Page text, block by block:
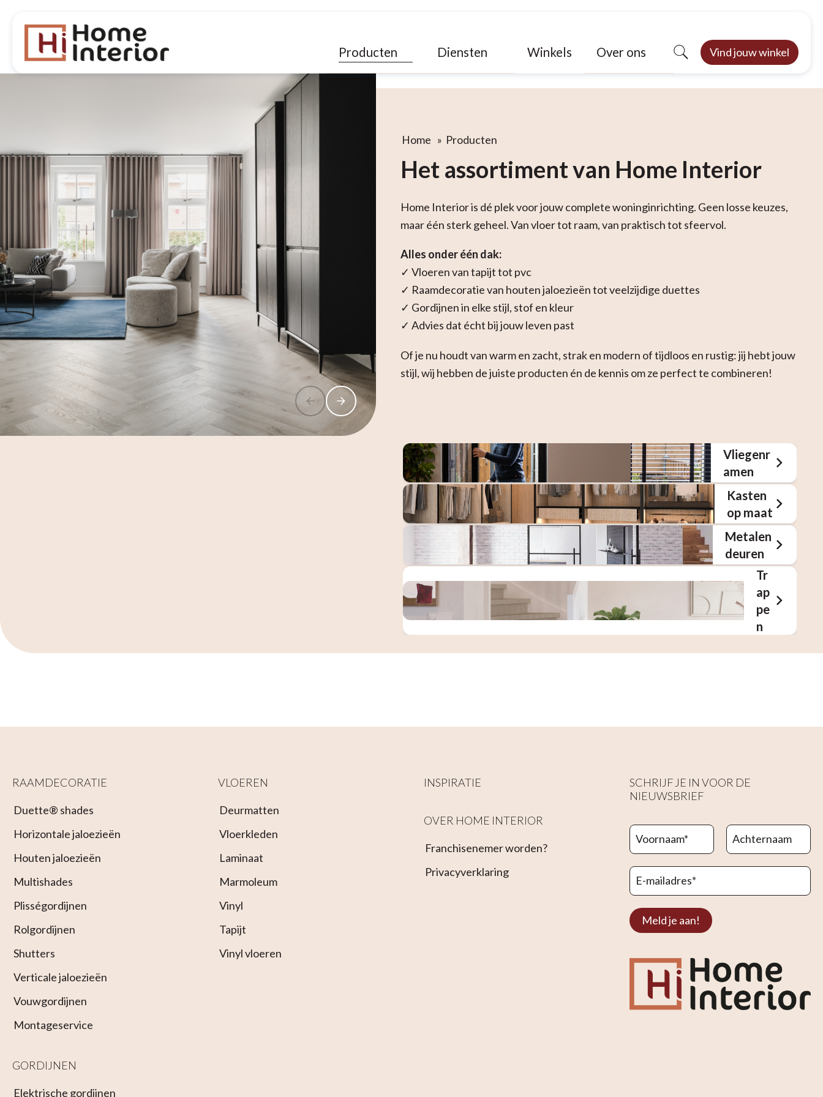
Producten Diensten Winkels Over ons Vind jouw winkel
Home » Producten
Het assortiment van Home Interior
Home Interior is dé plek voor jouw complete woninginrichting. Geen losse keuzes,
maar één sterk geheel. Van vloer tot raam, van praktisch tot sfeervol.
Alles onder één dak:
✓ Vloeren van tapijt tot pvc
✓ Raamdecoratie van houten jaloezieën tot veelzijdige duettes
✓ Gordijnen in elke stijl, stof en kleur
✓ Advies dat écht bij jouw leven past
Of je nu houdt van warm en zacht, strak en modern of tijdloos en rustig: jij hebt jouw
stijl, wij hebben de juiste producten én de kennis om ze perfect te combineren!
Vloeren
Vloerverwarming
Vliegenr
amen
Kasten
op maat
Metalen
deuren
Tr
ap
pe
n
RAAMDECORATIE
Duette® shades
Horizontale jaloezieën
Houten jaloezieën
Multishades
Plisségordijnen
Rolgordijnen
Shutters
Verticale jaloezieën
Vouwgordijnen
Montageservice
GORDIJNEN
Elektrische gordijnen
VLOEREN
Deurmatten
Vloerkleden
Laminaat
Marmoleum
Vinyl
Tapijt
Vinyl vloeren
INSPIRATIE
OVER HOME INTERIOR
Franchisenemer worden?
Privacyverklaring
SCHRIJF JE IN VOOR DE
NIEUWSBRIEF
Voornaam* Achternaam
E-mailadres*
Meld je aan!